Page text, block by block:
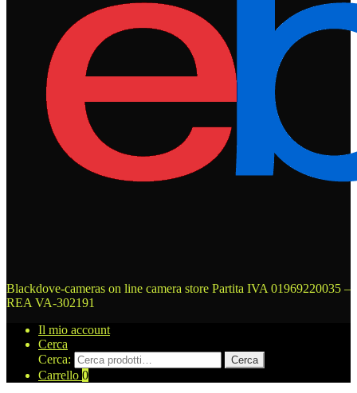
Blackdove-cameras on line camera store Partita IVA 01969220035 –
REA VA-302191
Il mio account
Cerca
Cerca:
Cerca
Carrello 0